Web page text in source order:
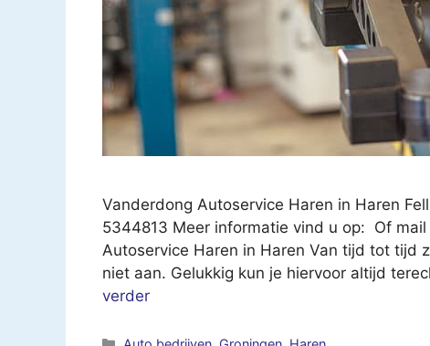
Vanderdong Autoservice Haren in Haren
5344813 Meer informatie vind u op: Of
Autoservice Haren in Haren Van tijd tot tijd
niet aan. Gelukkig kun je hiervoor altijd
verder
Categorieën